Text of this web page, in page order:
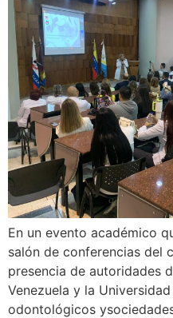
En un evento académico
salón de conferencias del
presencia de autoridades
Venezuela y la
odontológicos